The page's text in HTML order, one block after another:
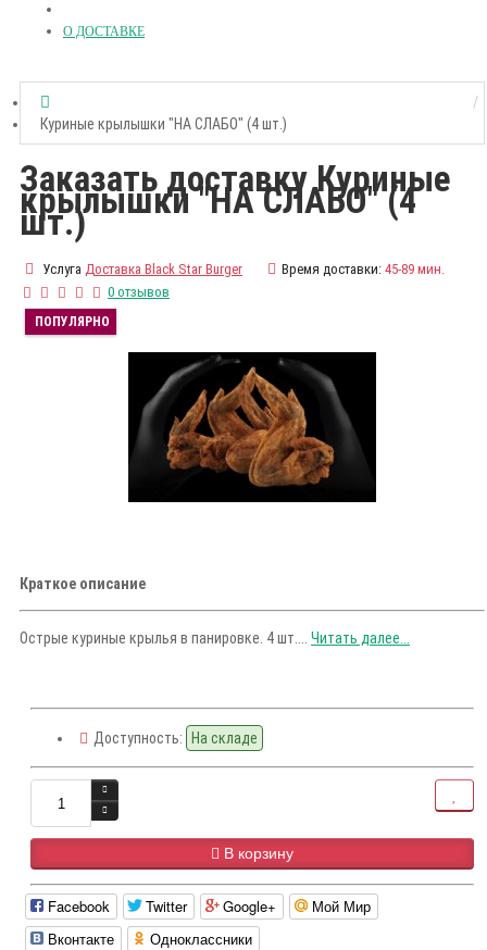
О ДОСТАВКЕ
Куриные крылышки "НА СЛАБО" (4 шт.)
Заказать доставку Куриные
крылышки "НА СЛАБО" (4
шт.)
Услуга Доставка Black Star Burger Время доставки: 45-89 мин.
0 отзывов
ПОПУЛЯРНО
Краткое описание
Острые куриные крылья в панировке. 4 шт.... Читать далее...
Доступность: На складе
В корзину
Facebook Twitter Google+
Мой Мир
Вконтакте
Одноклассники